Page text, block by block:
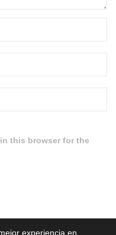
this browser for the
·Política de Cookies
experiencia en